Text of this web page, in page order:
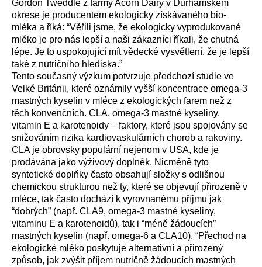
Gordon Tweddle z farmy Acorn Dairy v Durhamském
okrese je producentem ekologicky získávaného bio-
mléka a říká: “Věřili jsme, že ekologicky vyprodukované
mléko je pro nás lepší a naši zákazníci říkali, že chutná
lépe. Je to uspokojující mít vědecké vysvětlení, že je lepší
také z nutričního hlediska.”
Tento současný výzkum potvrzuje předchozí studie ve
Velké Británii, které oznámily vyšší koncentrace omega-3
mastných kyselin v mléce z ekologických farem než z
těch konvenčních. CLA, omega-3 mastné kyseliny,
vitamin E a karotenoidy – faktory, které jsou spojovány se
snižováním rizika kardiovaskulárních chorob a rakoviny.
CLA je obrovsky populární nejenom v USA, kde je
prodávána jako výživový doplněk. Nicméně tyto
syntetické doplňky často obsahují složky s odlišnou
chemickou strukturou než ty, které se objevují přirozeně v
mléce, tak často dochází k vyrovnanému příjmu jak
“dobrých” (např. CLA9, omega-3 mastné kyseliny,
vitaminu E a karotenoidů), tak i “méně žádoucích”
mastných kyselin (např. omega-6 a CLA10). “Přechod na
ekologické mléko poskytuje alternativní a přirozený
způsob, jak zvýšit příjem nutričně žádoucích mastných